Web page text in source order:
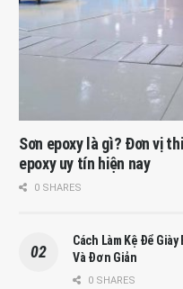
Sơn epoxy là gì? Đơn vị
epoxy uy tín hiện nay
0 SHARES
Cách Làm Kệ Để
Và Đơn Giản
0 SHARES